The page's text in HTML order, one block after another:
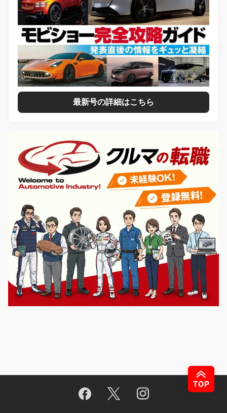
最新号の詳細はこちら